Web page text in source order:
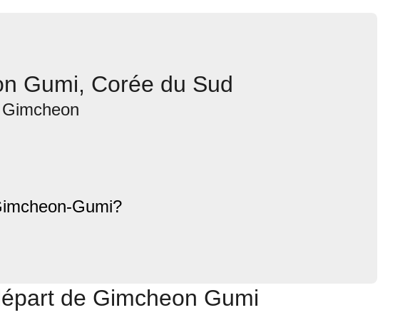
Gumi, Corée du Sud
Gumi?
de Gimcheon Gumi